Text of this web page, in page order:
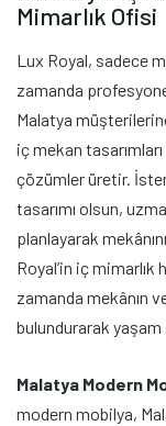
Mimarlık Ofisi
Lux Royal, sadece
zamanda
Malatya
iç mekan
çözümler üretir.
tasarımı olsun,
planlayarak
Royal’in iç
zamanda mekânın
bulundurarak yaşam
Malatya Modern
modern mobilya,